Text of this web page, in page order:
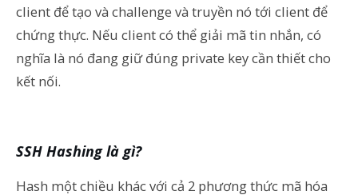
client để tạo và challenge và truyền nó tới client để
chứng thực. Nếu client có thể giải mã tin nhắn, có
nghĩa là nó đang giữ đúng private key cần thiết cho
kết nối.
SSH Hashing là gì?
Hash một chiều khác với cả 2 phương thức mã hóa